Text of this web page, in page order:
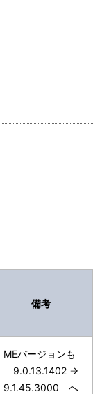
備考
MEバージョンも
9.0.13.1402 ⇒
9.1.45.3000 へ